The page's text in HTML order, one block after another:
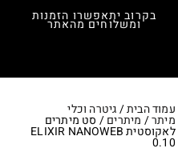
בקרוב יתאפשרו הזמנות
ומשלוחים מהאתר
עמוד הבית/גיטרה וכלי
מיתר/ מיתרים/ סט מיתרים
לאקוסטית ELIXIR NANOWEB
0.10